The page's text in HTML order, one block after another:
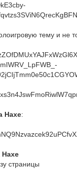
тему и не
Haxe:
Haxe
страницы